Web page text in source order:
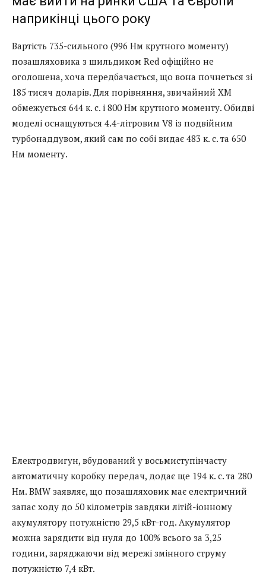
наприкінці цього року
Вартість 735-сильного (996 Нм крутного моменту)
позашляховика з шильдиком Red офіційно не
оголошена, хоча передбачається, що вона почнеться зі
185 тисяч доларів. Для порівняння, звичайний XM
обмежується 644 к. с. і 800 Нм крутного моменту. Обидві
моделі оснащуються 4.4-літровим V8 із подвійним
турбонаддувом, який сам по собі видає 483 к. с. та 650
Нм моменту.
Електродвигун, вбудований у восьмиступінчасту
автоматичну коробку передач, додає ще 194 к. с. та 280
Нм. BMW заявляє, що позашляховик має електричний
запас ходу до 50 кілометрів завдяки літій-іонному
акумулятору потужністю 29,5 кВт-год. Акумулятор
можна зарядити від нуля до 100% всього за 3,25
години, заряджаючи від мережі змінного струму
потужністю 7,4 кВт.